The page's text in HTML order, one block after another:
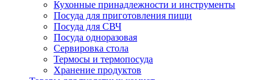
Кухонные принадлежности и инструменты
Посуда для приготовления пищи
Посуда для СВЧ
Посуда одноразовая
Сервировка стола
Термосы и термопосуда
Хранение продуктов